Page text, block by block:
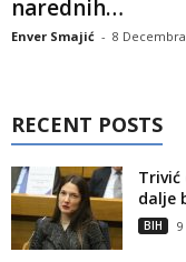
narednih…
Enver Smajić - 8
RECENT POSTS
Trivić
dalje
BIH